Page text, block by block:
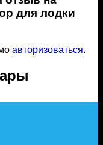
для лодки
авторизоваться.